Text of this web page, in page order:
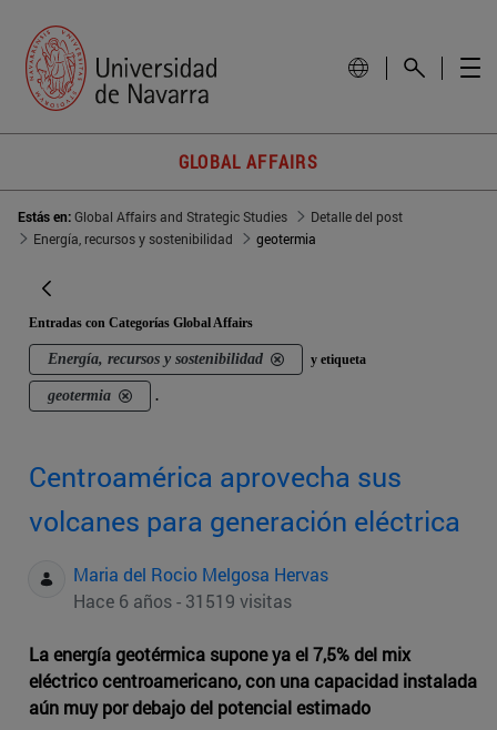
GLOBAL AFFAIRS
Estás en:Global Affairs and Strategic Studies
Detalle del post
Energía, recursos y sostenibilidad
geotermia
Entradas con Categorías Global Affairs
Energía, recursos y sostenibilidad y etiqueta
geotermia .
Centroamérica aprovecha sus
volcanes para generación eléctrica
Maria del Rocio Melgosa Hervas
Hace 6 años - 31519 visitas
La energía geotérmica supone ya el 7,5% del mix
eléctrico centroamericano, con una capacidad instalada
aún muy por debajo del potencial estimado